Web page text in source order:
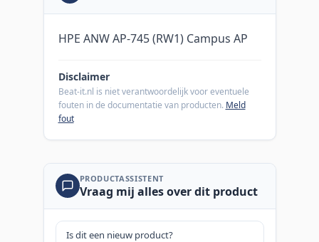
HPE ANW AP-745 (RW1) Campus AP
Disclaimer
Beat-it.nl is niet verantwoordelijk voor eventuele
fouten in de documentatie van producten. Meld
fout
PRODUCTASSISTENT
Vraag mij alles over dit product
Is dit een nieuw product?